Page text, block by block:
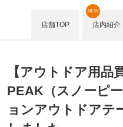
店舗TOP 店内紹介
NEW
【アウトドア用品
PEAK（スノーピ
ョンアウトドアテ